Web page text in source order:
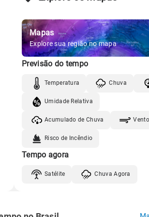
Mapas
Explore sua região no mapa
Previsão do tempo
Temperatura Chuva
Umidade Relativa
Acumulado de Chuva Vento
Risco de Incêndio
Tempo agora
Satélite Chuva Agora